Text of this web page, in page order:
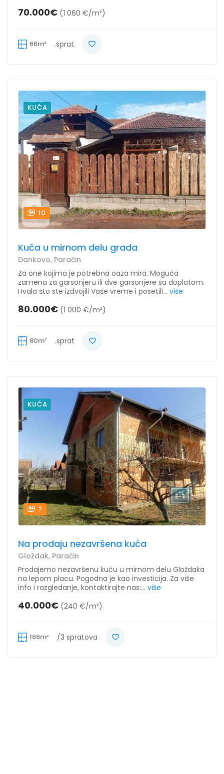
70.000€ (1 060 €/m²)
66m² .sprat
KUĆA
10
Kuća u mirnom delu grada
Dankovo, Paraćin
Za one kojima je potrebna oaza mira. Moguća
zamena za garsonjeru ili dve garsonjere sa doplatom.
Hvala što ste izdvojili Vaše vreme i posetili... više
80.000€ (1 000 €/m²)
80m² .sprat
KUĆA
7
Na prodaju nezavršena kuća
Gloždak, Paraćin
Prodajemo nezavršenu kuću u mirnom delu Gloždaka
na lepom placu. Pogodna je kao investicija. Za više
info i razgledanje, kontaktirajte nas:... više
40.000€ (240 €/m²)
166m² /3 spratova